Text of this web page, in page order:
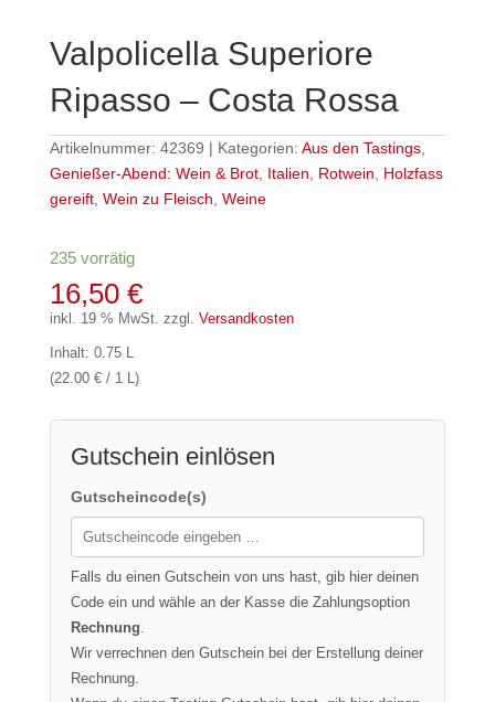
Valpolicella Superiore
Ripasso – Costa Rossa
Artikelnummer: 42369 Kategorien: Aus den Tastings,
Genießer-Abend: Wein & Brot, Italien Rotwein
Holzfass
gereift, Wein zu Fleisch Weine
235 vorrätig
16,50 €
inkl. 19 % MwSt. zzgl. Versandkosten
Inhalt: 0.75 L
(22.00 € / 1 L)
Gutschein einlösen
Gutscheincode(s)
Falls du einen Gutschein von uns hast, gib hier deinen
Code ein und wähle an der Kasse die Zahlungsoption
Rechnung.
Wir verrechnen den Gutschein bei der Erstellung deiner
Rechnung.